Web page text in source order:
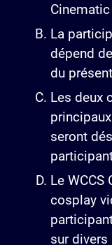
La
dépend
du
Les deux
seront
Le WCCS
cosplay
sur